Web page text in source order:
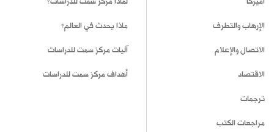
الإرهاب والتطرف
الاتصال والإعلام
الاقتصاد
ترجمات
مراجعات الكتب
ماذا يحدث في العالم؟
آليات مركز سمت للدراسات
أهداف مركز سمت للدراسات